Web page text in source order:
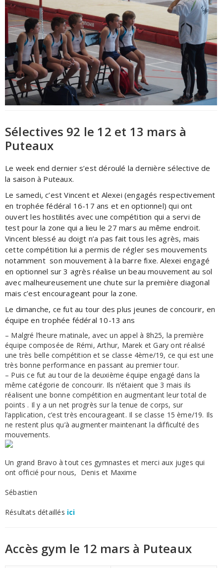
Sélectives 92 le 12 et 13 mars à
Puteaux
Le week end dernier s’est déroulé la dernière sélective de
la saison à Puteaux.
Le samedi, c’est Vincent et Alexei (engagés respectivement
en trophée fédéral 16-17 ans et en optionnel) qui ont
ouvert les hostilités avec une compétition qui a servi de
test pour la zone qui a lieu le 27 mars au même endroit.
Vincent blessé au doigt n’a pas fait tous les agrès, mais
cette compétition lui a permis de régler ses mouvements
notamment son mouvement à la barre fixe. Alexei engagé
en optionnel sur 3 agrès réalise un beau mouvement au sol
avec malheureusement une chute sur la première diagonal
mais c’est encourageant pour la zone.
Le dimanche, ce fut au tour des plus jeunes de concourir, en
équipe en trophée fédéral 10-13 ans
– Malgré l’heure matinale, avec un appel à 8h25, la première
équipe composée de Rémi, Arthur, Marek et Gary ont réalisé
une très belle compétition et se classe 4ème/19, ce qui est une
très bonne performance en passant au premier tour.
– Puis ce fut au tour de la deuxième équipe engagé dans la
même catégorie de concourir. Ils n’étaient que 3 mais ils
réalisent une bonne compétition en augmentant leur total de
points . Il y a un net progrès sur la tenue de corps, sur
l’application, c’est très encourageant. Il se classe 15 ème/19. Ils
ne restent plus qu’à augmenter maintenant la difficulté des
mouvements.
Un grand Bravo à tout ces gymnastes et merci aux juges qui
ont officié pour nous, Denis et Maxime
Sébastien
Résultats détaillés ici
Accès gym le 12 mars à Puteaux